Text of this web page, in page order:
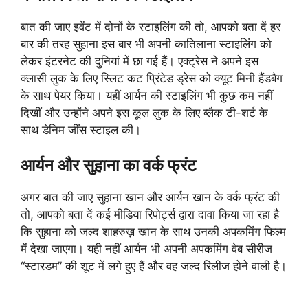
बात की जाए इवेंट में दोनों के स्टाइलिंग की तो, आपको बता दें हर
बार की तरह सुहाना इस बार भी अपनी कातिलाना स्टाइलिंग को
लेकर इंटरनेट की दुनियां में छा गई हैं। एक्ट्रेस ने अपने इस
क्लासी लुक के लिए स्लिट कट प्रिंटेड ड्रेस को क्यूट मिनी हैंडबैग
के साथ पेयर किया। यहीं आर्यन की स्टाइलिंग भी कुछ कम नहीं
दिखीं और उन्होंने अपने इस कूल लुक के लिए ब्लैक टी-शर्ट के
साथ डेनिम जींस स्टाइल की।
आर्यन और सुहाना का वर्क फ्रंट
अगर बात की जाए सुहाना खान और आर्यन खान के वर्क फ्रंट की
तो, आपको बता दें कई मीडिया रिपोर्ट्स द्वारा दावा किया जा रहा है
कि सुहाना को जल्द शाहरुख़ खान के साथ उनकी अपकमिंग फिल्म
में देखा जाएगा। यही नहीं आर्यन भी अपनी अपकमिंग वेब सीरीज
“स्टारडम” की शूट में लगे हुए हैं और वह जल्द रिलीज होने वाली है।